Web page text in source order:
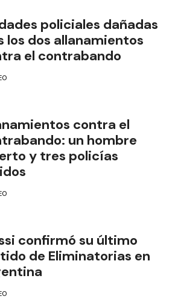
policiales dañadas
los dos allanamientos
el contrabando
contra el
un hombre
y tres policías
confirmó su último
de Eliminatorias en